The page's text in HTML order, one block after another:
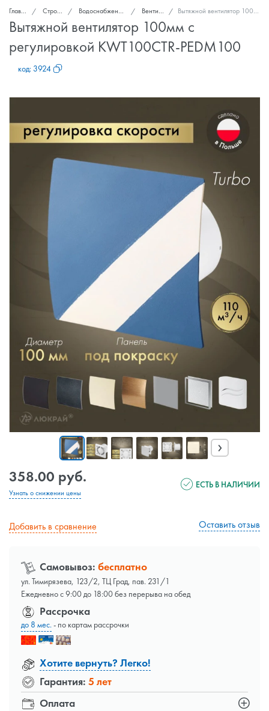
Главная Стройка и ремонт Водоснабжение, канализация, вентиляция Вентиляторы вытяжные Вытяжной вентилятор 100мм с регулировкой KWT100CTR-PEDM100
Вытяжной вентилятор 100мм с
регулировкой KWT100CTR-PEDM100
код: 3924
›
358.00 руб.
Узнать о снижении цены
ЕСТЬ В НАЛИЧИИ
Добавить в сравнение Оставить отзыв
Самовывоз: бесплатно
ул. Тимирязева, 123/2, ТЦ Град, пав. 231/1
Ежедневно с 9:00 до 18:00 без перерыва на обед
Оплата
Рассрочка
до 8 мес.- по картам рассрочки
Хотите вернуть? Легко!
Гарантия: 5 лет